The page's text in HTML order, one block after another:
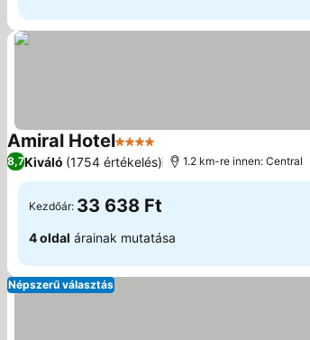
Amiral Hotel4 Kategória
8,7Kiváló (1754 értékelés) 1.2 km-re innen: Central
Kezdőár: 33 638 Ft
4 oldal árainak mutatása
Népszerű választás